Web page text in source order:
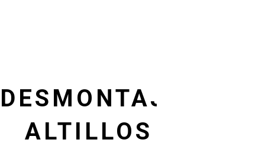
DESMONTAJE
ALTILLOS